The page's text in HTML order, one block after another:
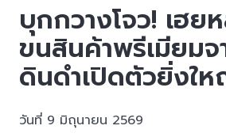
บุกกวางโจว! เฮย
ขนสินค้าพรีเมียม
ดินดำเปิดตัวยิ่งใ
วันที่ 9 มิถุนายน 2569